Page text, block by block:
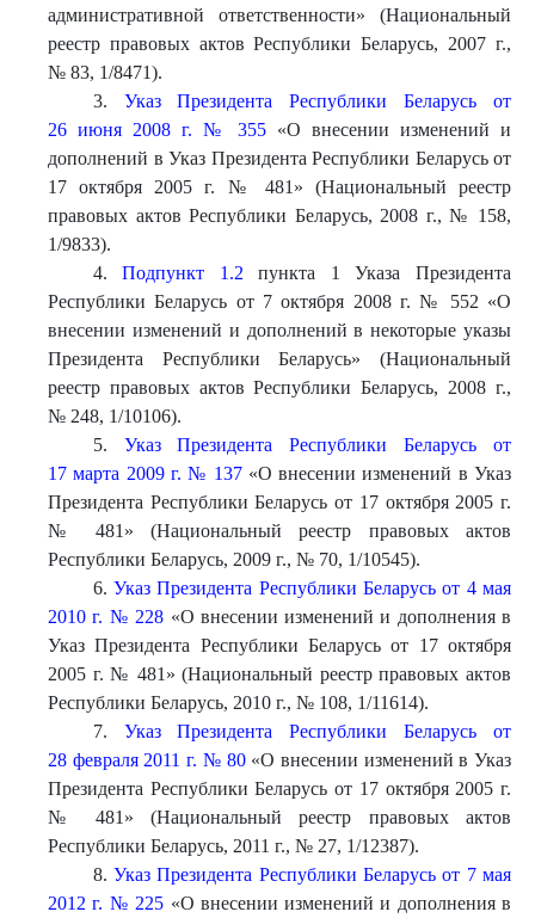
административной ответственности» (Национальный
реестр правовых актов Республики Беларусь, 2007 г.,
№ 83, 1/8471).
3. Указ Президента Республики Беларусь от
26 июня 2008 г. № 355 «О внесении изменений и
дополнений в Указ Президента Республики Беларусь от
17 октября 2005 г. № 481» (Национальный реестр
правовых актов Республики Беларусь, 2008 г., № 158,
1/9833).
4.Подпункт 1.2 пункта 1 Указа Президента
Республики Беларусь от 7 октября 2008 г. № 552 «О
внесении изменений и дополнений в некоторые указы
Президента Республики Беларусь» (Национальный
реестр правовых актов Республики Беларусь, 2008 г.,
№ 248, 1/10106).
5. Указ Президента Республики Беларусь от
17 марта 2009 г. № 137«О внесении изменений в Указ
Президента Республики Беларусь от 17 октября 2005 г.
№ 481» (Национальный реестр правовых актов
Республики Беларусь, 2009 г., № 70, 1/10545).
6.Указ Президента Республики Беларусь от 4 мая
2010 г. № 228 «О внесении изменений и дополнения в
Указ Президента Республики Беларусь от 17 октября
2005 г. № 481» (Национальный реестр правовых актов
Республики Беларусь, 2010 г., № 108, 1/11614).
7. Указ Президента Республики Беларусь от
28 февраля 2011 г. № 80«О внесении изменений в Указ
Президента Республики Беларусь от 17 октября 2005 г.
№ 481» (Национальный реестр правовых актов
Республики Беларусь, 2011 г., № 27, 1/12387).
8.Указ Президента Республики Беларусь от 7 мая
2012 г. № 225 «О внесении изменений и дополнения в